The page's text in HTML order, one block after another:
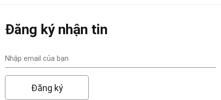
trạng mối mọt và cong vênh trong quá trình sử dụng.
- Gỗ lào có độ cứng và chịu lực tốt, dễ dàng gia công và
bảo quản.
3. Ưu điểm nổi bật của tủ chè cánh cong gỗ gụ
Đăng ký nhận tin
Đăng ký